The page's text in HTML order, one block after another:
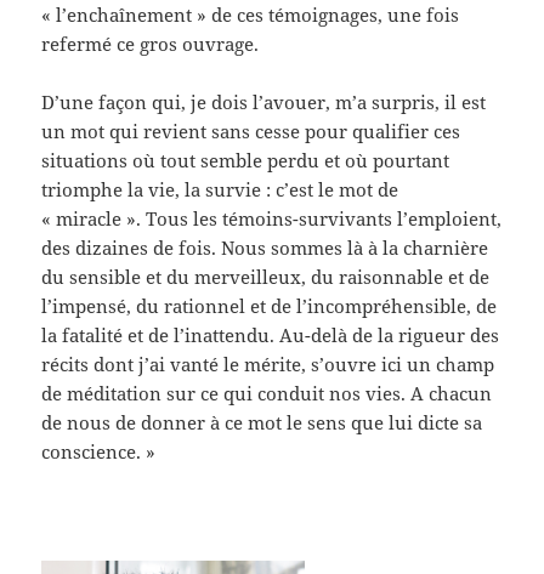
« l’enchaînement » de ces témoignages, une fois
refermé ce gros ouvrage.
D’une façon qui, je dois l’avouer, m’a surpris, il est
un mot qui revient sans cesse pour qualifier ces
situations où tout semble perdu et où pourtant
triomphe la vie, la survie : c’est le mot de
« miracle ». Tous les témoins-survivants l’emploient,
des dizaines de fois. Nous sommes là à la charnière
du sensible et du merveilleux, du raisonnable et de
l’impensé, du rationnel et de l’incompréhensible, de
la fatalité et de l’inattendu. Au-delà de la rigueur des
récits dont j’ai vanté le mérite, s’ouvre ici un champ
de méditation sur ce qui conduit nos vies. A chacun
de nous de donner à ce mot le sens que lui dicte sa
conscience. »